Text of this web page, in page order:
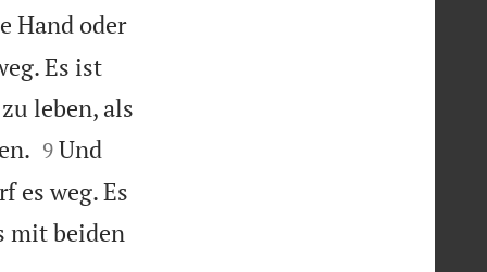
Hand oder
Es ist
leben, als

9 Und
es weg. Es
mit beiden